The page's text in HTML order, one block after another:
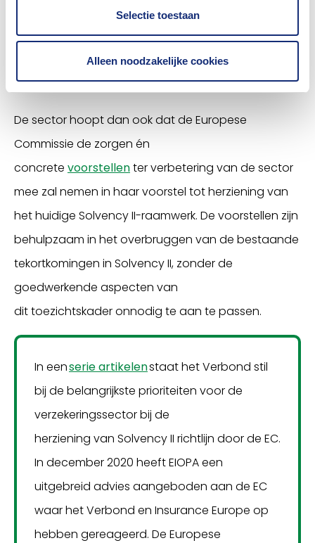
Selectie toestaan
Alleen noodzakelijke cookies
uitdagingen waar we in Europa voor staan, zoals
het economisch herstel na Covid-19, en de
investeringen die nodig zijn voor de transitie naar
een meer duurzame economie.
De sector hoopt dan ook dat de Europese
Commissie de zorgen én
concrete voorstellenter verbetering van de sector
mee zal nemen in haar voorstel tot herziening van
het huidige Solvency II-raamwerk. De voorstellen zijn
behulpzaam in het overbruggen van de bestaande
tekortkomingen in Solvency II, zonder de
goedwerkende aspecten van
dit toezichtskader onnodig te aan te passen.
In eenserie artikelenstaat het Verbond stil
bij de belangrijkste prioriteiten voor de
verzekeringssector bij de
herziening van Solvency II richtlijn door de EC.
In december 2020 heeft EIOPA een
uitgebreid advies aangeboden aan de EC
waar het Verbond en Insurance Europe op
hebben gereageerd. De Europese